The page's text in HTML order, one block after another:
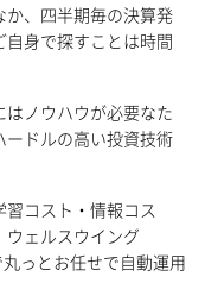
か、四半期毎の決算発
身で探すことは時間
はノウハウが必要なた
ードルの高い投資技術
コスト・情報コス
ウェルスウイング
っとお任せで自動運用